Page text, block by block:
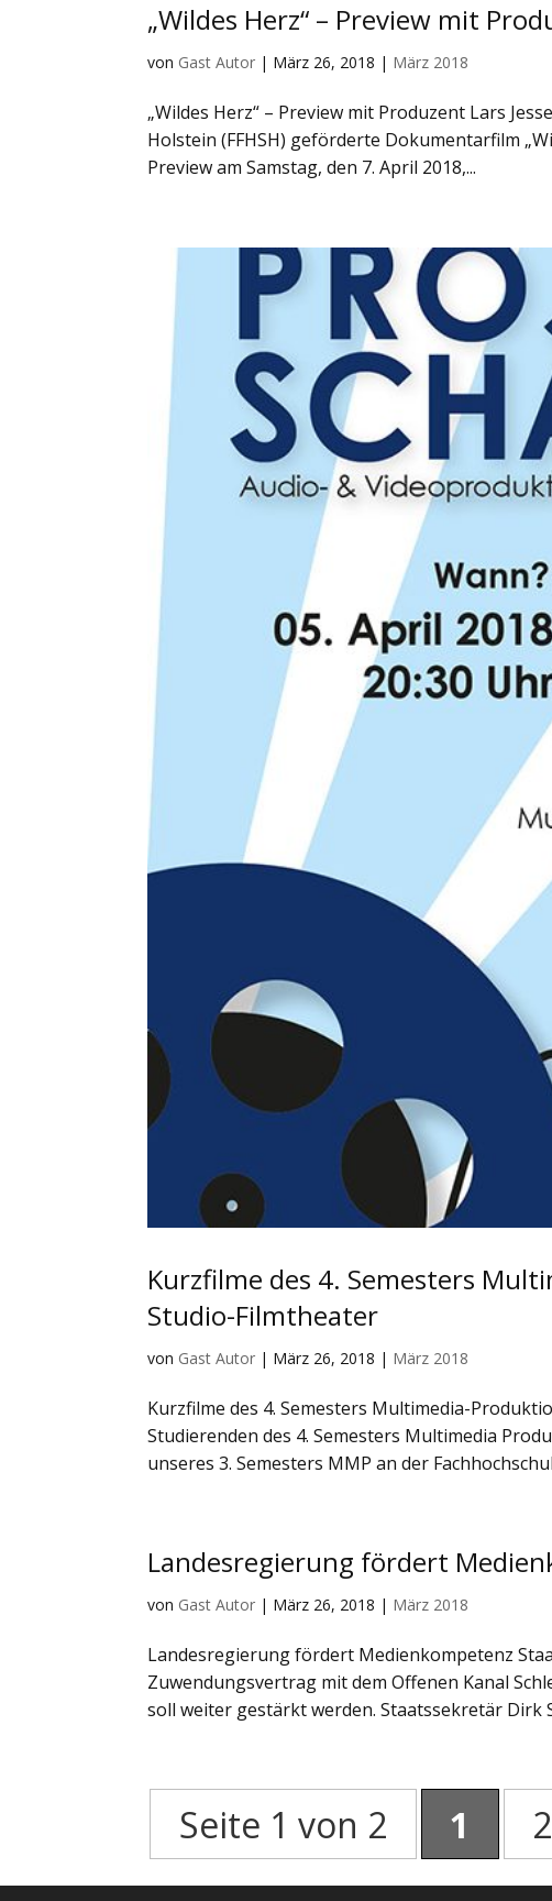
„Wildes Herz“ – Preview mit
von Gast Autor | März 26, 2018 | März 2018
„Wildes Herz“ – Preview mit Produzent Lars
Holstein (FFHSH) geförderte Dokumentarfilm
Preview am Samstag, den 7. April 2018,...
Kurzfilme des 4. Semesters
Studio-Filmtheater
von Gast Autor | März 26, 2018 | März 2018
Kurzfilme des 4. Semesters Multimedia-
Studierenden des 4. Semesters Multimedia
unseres 3. Semesters MMP an der
Landesregierung fördert
von Gast Autor | März 26, 2018 | März 2018
Landesregierung fördert Medienkompetenz
Zuwendungsvertrag mit dem Offenen Kanal
soll weiter gestärkt werden. Staatssekretär Dirk
Seite 1 von 2 1 2